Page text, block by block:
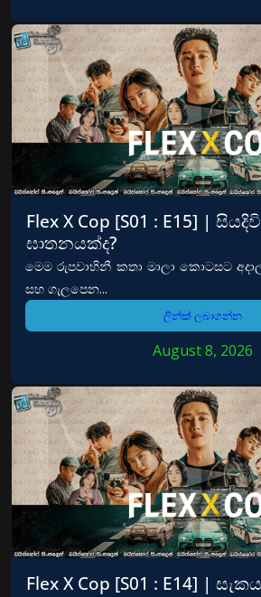
Flex X Cop [S01 : E15] |
ඝාතනයක්ද?
මෙම රුපවාහිනී කතා මාලා කොටසට
සහ ගැලපෙන...
ලින්ක් ලබාගන්න
August 8, 2026
Flex X Cop [S01 : E14] | සැකය